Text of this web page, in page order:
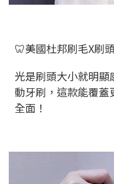
🦷美國杜邦刷毛X刷
光是刷頭大小就明
動牙刷，這款能覆
全面！